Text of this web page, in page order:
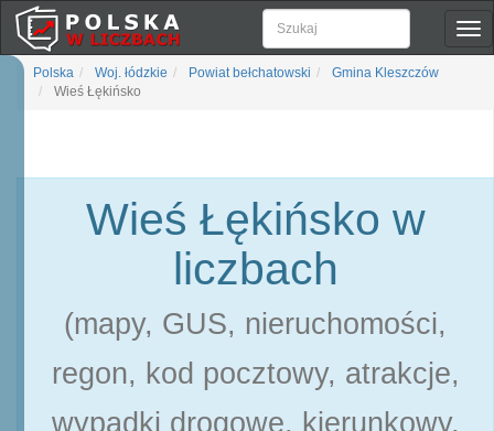
Polska Woj. łódzkie Powiat bełchatowski
Gmina Kleszczów
Wieś Łękińsko
Wieś Łękińsko w
liczbach
(mapy, GUS, nieruchomości,
regon, kod pocztowy, atrakcje,
wypadki drogowe, kierunkowy,